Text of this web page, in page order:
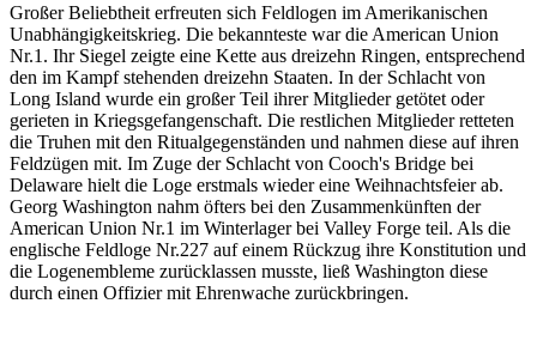
Großer Beliebtheit erfreuten sich Feldlogen im Amerikanischen
Unabhängigkeitskrieg. Die bekannteste war die American Union
Nr.1. Ihr Siegel zeigte eine Kette aus dreizehn Ringen, entsprechend
den im Kampf stehenden dreizehn Staaten. In der Schlacht von
Long Island wurde ein großer Teil ihrer Mitglieder getötet oder
gerieten in Kriegsgefangenschaft. Die restlichen Mitglieder retteten
die Truhen mit den Ritualgegenständen und nahmen diese auf ihren
Feldzügen mit. Im Zuge der Schlacht von Cooch's Bridge bei
Delaware hielt die Loge erstmals wieder eine Weihnachtsfeier ab.
Georg Washington nahm öfters bei den Zusammenkünften der
American Union Nr.1 im Winterlager bei Valley Forge teil. Als die
englische Feldloge Nr.227 auf einem Rückzug ihre Konstitution und
die Logenembleme zurücklassen musste, ließ Washington diese
durch einen Offizier mit Ehrenwache zurückbringen.